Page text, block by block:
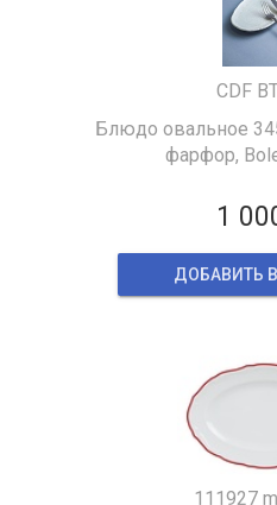
CDF
Блюдо овальное
фарфор,
1
ДОБАВИТЬ
111927